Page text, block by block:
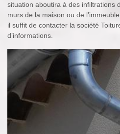
situation aboutira à des infiltrations
murs de la maison ou de
il suffit de contacter la société
d’informations.